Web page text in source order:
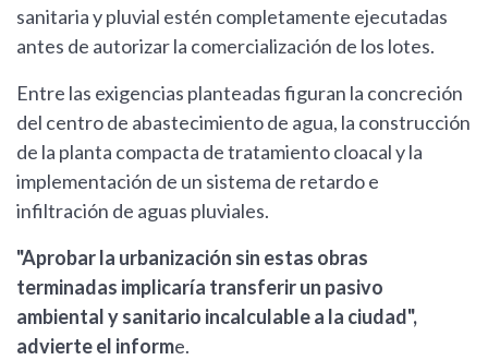
sanitaria y pluvial estén completamente ejecutadas
antes de autorizar la comercialización de los lotes.
Entre las exigencias planteadas figuran la concreción
del centro de abastecimiento de agua, la construcción
de la planta compacta de tratamiento cloacal y la
implementación de un sistema de retardo e
infiltración de aguas pluviales.
"Aprobar la urbanización sin estas obras
terminadas implicaría transferir un pasivo
ambiental y sanitario incalculable a la ciudad",
advierte el informe.